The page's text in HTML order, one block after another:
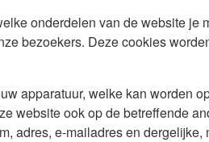
onderdelen van de website
bezoekers. Deze cookies
apparatuur, welke kan worden
website ook op de betreffende
adres, e-mailadres en